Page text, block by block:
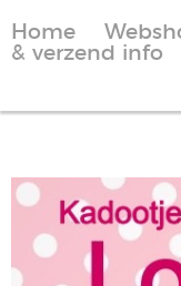
Home
& verzend info